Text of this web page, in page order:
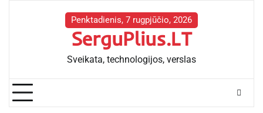
Penktadienis, 7 rugpjūčio, 2026
SerguPlius.LT
Sveikata, technologijos, verslas